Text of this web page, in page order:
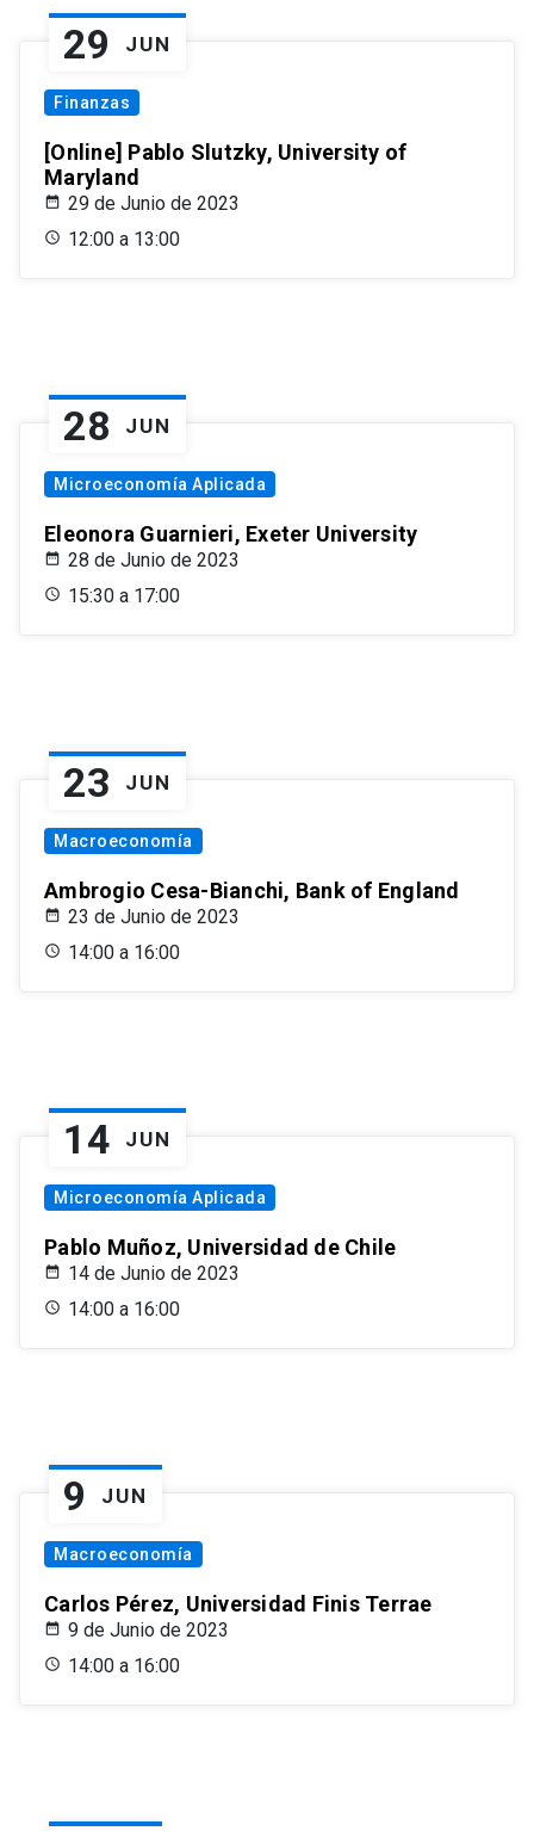
29 JUN
Finanzas
[Online] Pablo Slutzky, University of
Maryland
29 de Junio de 2023
12:00 a 13:00
28 JUN
Microeconomía Aplicada
Eleonora Guarnieri, Exeter University
28 de Junio de 2023
15:30 a 17:00
23 JUN
Macroeconomía
Ambrogio Cesa-Bianchi, Bank of England
23 de Junio de 2023
14:00 a 16:00
14 JUN
Microeconomía Aplicada
Pablo Muñoz, Universidad de Chile
14 de Junio de 2023
14:00 a 16:00
9 JUN
Macroeconomía
Carlos Pérez, Universidad Finis Terrae
9 de Junio de 2023
14:00 a 16:00